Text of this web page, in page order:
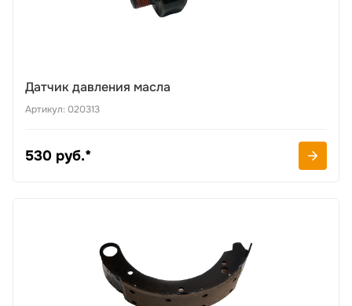
Датчик давления масла
Артикул: 020313
530 руб.*